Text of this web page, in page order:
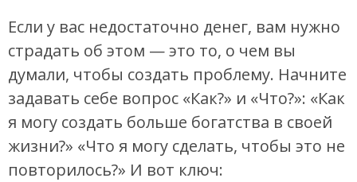
Если у вас недостаточно денег, вам нужно
страдать об этом — это то, о чем вы
думали, чтобы создать проблему. Начните
задавать себе вопрос «Как?» и «Что?»: «Как
я могу создать больше богатства в своей
жизни?» «Что я могу сделать, чтобы это не
повторилось?» И вот ключ: